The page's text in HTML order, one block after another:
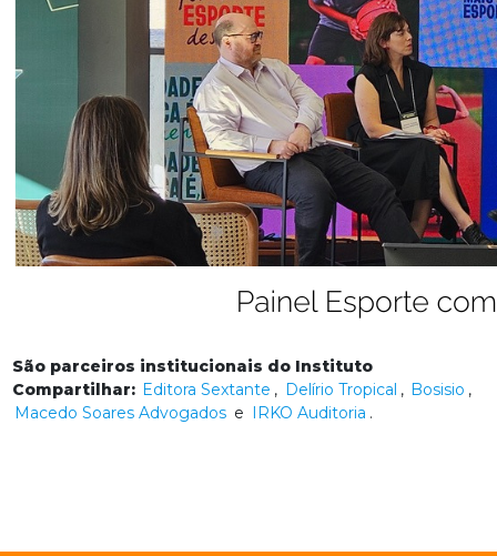
São parceiros institucionais do Instituto
Compartilhar: Editora Sextante , Delírio Tropical , Bosisio ,
Macedo Soares Advogados e IRKO Auditoria .